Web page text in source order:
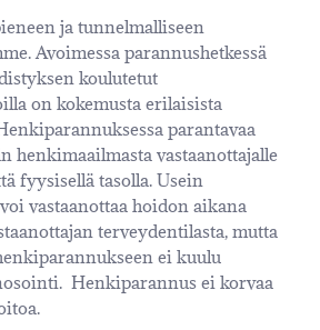
ja tunnelmalliseen
Avoimessa parannushetkessä
koulutetut
on kokemusta erilaisista
parantavaa
henkimaailmasta vastaanottajalle
fyysisellä tasolla. Usein
vastaanottaa hoidon aikana
terveydentilasta, mutta
ei kuulu
Henkiparannus ei korvaa